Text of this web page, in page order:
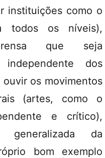
instituições como o
todos os níveis),
que seja
independente dos
os movimentos
(artes, como o
e crítico),
da
bom exemplo